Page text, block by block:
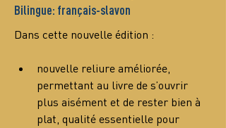
Bilingue: français-slavon
Dans cette nouvelle édition :
nouvelle reliure améliorée,
permettant au livre de s’ouvrir
plus aisément et de rester bien à
plat, qualité essentielle pour